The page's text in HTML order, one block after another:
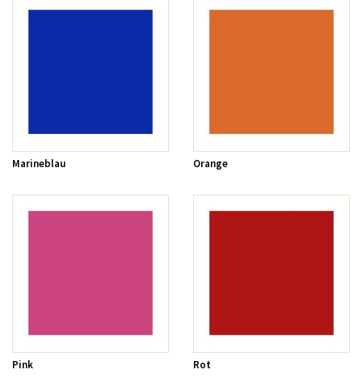
Marineblau Orange
Pink Rot